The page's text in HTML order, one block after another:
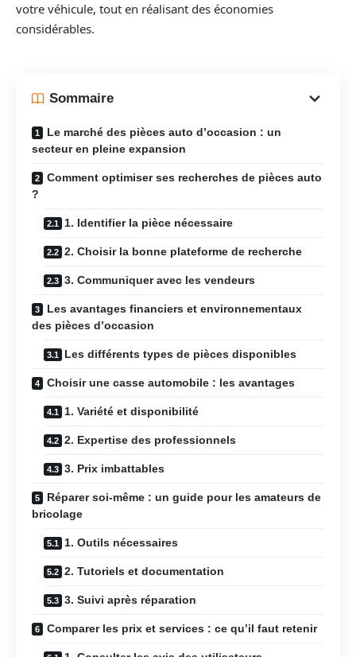
votre véhicule, tout en réalisant des économies
considérables.
Sommaire
Le marché des pièces auto d’occasion : un
secteur en pleine expansion
Comment optimiser ses recherches de pièces auto
?
1. Identifier la pièce nécessaire
2. Choisir la bonne plateforme de recherche
3. Communiquer avec les vendeurs
Les avantages financiers et environnementaux
des pièces d’occasion
Les différents types de pièces disponibles
Choisir une casse automobile : les avantages
1. Variété et disponibilité
2. Expertise des professionnels
3. Prix imbattables
Réparer soi-même : un guide pour les amateurs de
bricolage
1. Outils nécessaires
2. Tutoriels et documentation
3. Suivi après réparation
Comparer les prix et services : ce qu’il faut retenir